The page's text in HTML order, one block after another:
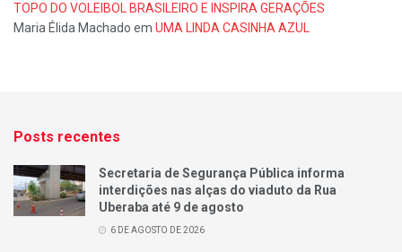
TOPO DO VOLEIBOL BRASILEIRO E INSPIRA GERAÇÕES
Maria Élida Machado em UMA LINDA CASINHA AZUL
Posts recentes
Secretaria de Segurança Pública informa
interdições nas alças do viaduto da Rua
Uberaba até 9 de agosto
6 DE AGOSTO DE 2026